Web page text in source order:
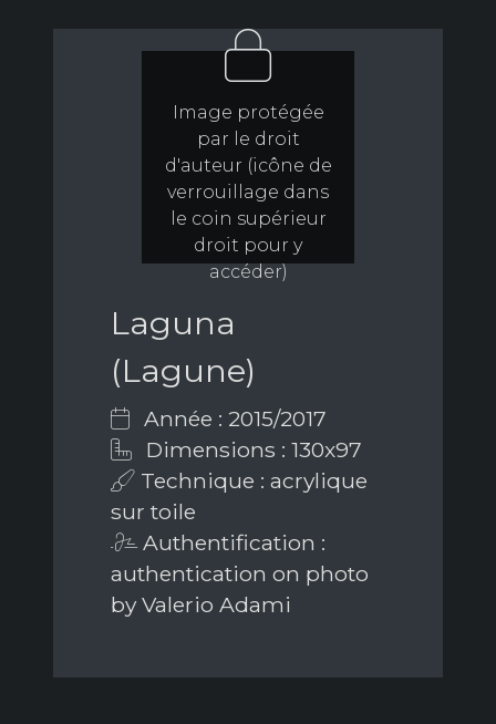
Image protégée
par le droit
d'auteur (icône de
verrouillage dans
le coin supérieur
droit pour y
accéder)
Laguna
(Lagune)
Année : 2015/2017
Dimensions : 130x97
Technique : acrylique
sur toile
Authentification :
authentication on photo
by Valerio Adami